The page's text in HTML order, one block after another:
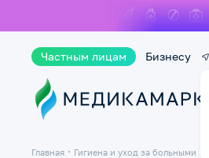
Частным лицам Бизнесу
Главная Гигиена и уход за больными